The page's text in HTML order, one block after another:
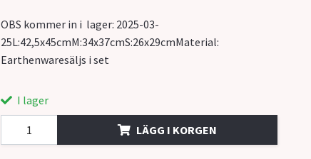
OBS kommer in i lager: 2025-03-
25L:42,5x45cmM:34x37cmS:26x29cmMaterial:
Earthenwaresäljs i set
I lager
LÄGG I KORGEN